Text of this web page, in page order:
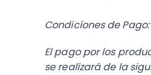
Condiciones de Pago:
El pago por los
se realizará de la